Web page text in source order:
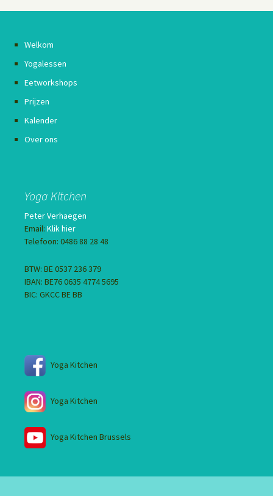
Welkom
Yogalessen
Eetworkshops
Prijzen
Kalender
Over ons
Yoga Kitchen
Peter Verhaegen
Email: Klik hier
Telefoon: 0486 88 28 48
BTW: BE 0537 236 379
IBAN: BE76 0635 4774 5695
BIC: GKCC BE BB
Yoga Kitchen
Yoga Kitchen
Yoga Kitchen Brussels